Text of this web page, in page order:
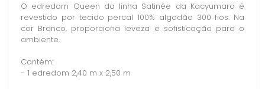
O edredom Queen da linha Satinée da Kacyumara é
revestido por tecido percal 100% algodão 300 fios. Na
cor Branco, proporciona leveza e sofisticação para o
ambiente.
Contém:
- 1 edredom 2,40 m x 2,50 m